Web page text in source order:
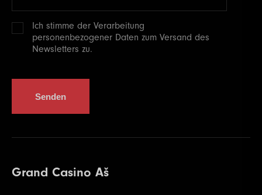
Ich stimme der Verarbeitung
personenbezogener Daten zum Versand des
Newsletters zu.
Senden
Grand Casino Aš